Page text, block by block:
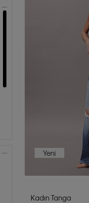
Yeni
Kadın Tanga